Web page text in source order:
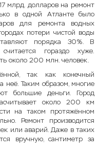
млрд. долларов на ремонт
в одной Атланте было
для ремонта водных
потери чистой воды
порядка 30%. В
гораздо хуже.
около 200 млн. человек.
так как конечный
неё. Таким образом, многие
большие деньги. Город
около 200 км
на таком протяжённом
Ремонт производится
или аварий. Даже в таких
вручную, сантиметр за